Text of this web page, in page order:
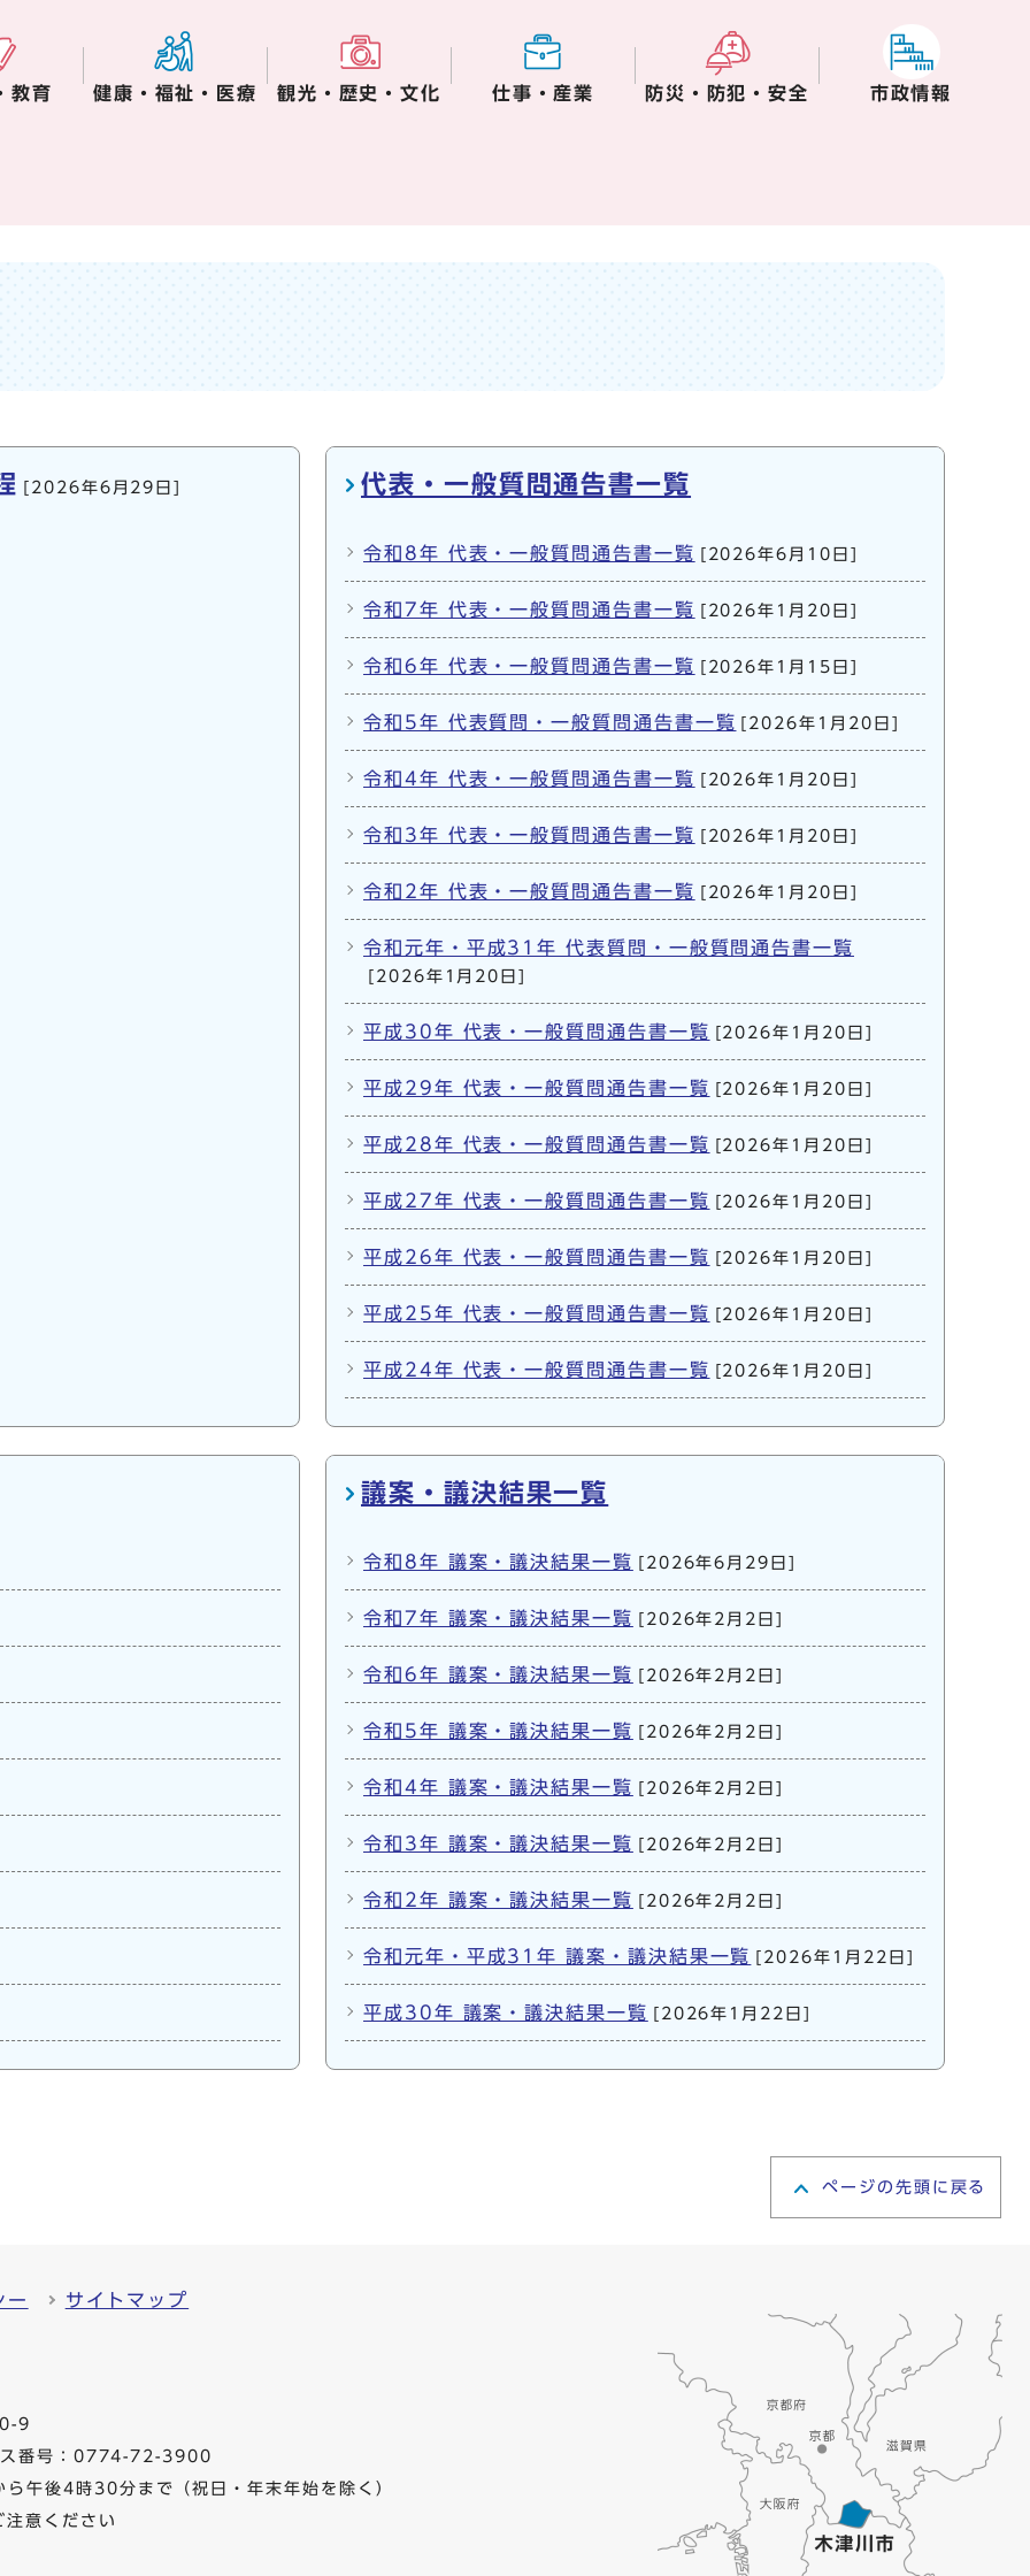
教育 健康・福祉・医療 観光・歴史・文化 仕事・産業 防災・防犯・安全 市政情報
[2026年6月29日] 代表・一般質問通告書一覧
令和8年 代表・一般質問通告書一覧 [2026年6月10日]
令和7年 代表・一般質問通告書一覧 [2026年1月20日]
令和6年 代表・一般質問通告書一覧 [2026年1月15日]
令和5年 代表質問・一般質問通告書一覧 [2026年1月20日]
令和4年 代表・一般質問通告書一覧 [2026年1月20日]
令和3年 代表・一般質問通告書一覧 [2026年1月20日]
令和2年 代表・一般質問通告書一覧 [2026年1月20日]
令和元年・平成31年 代表質問・一般質問通告書一覧
[2026年1月20日]
平成30年 代表・一般質問通告書一覧 [2026年1月20日]
平成29年 代表・一般質問通告書一覧 [2026年1月20日]
平成28年 代表・一般質問通告書一覧 [2026年1月20日]
平成27年 代表・一般質問通告書一覧 [2026年1月20日]
平成26年 代表・一般質問通告書一覧 [2026年1月20日]
平成25年 代表・一般質問通告書一覧 [2026年1月20日]
平成24年 代表・一般質問通告書一覧 [2026年1月20日]
議案・議決結果一覧
令和8年 議案・議決結果一覧 [2026年6月29日]
令和7年 議案・議決結果一覧 [2026年2月2日]
令和6年 議案・議決結果一覧 [2026年2月2日]
令和5年 議案・議決結果一覧 [2026年2月2日]
令和4年 議案・議決結果一覧 [2026年2月2日]
令和3年 議案・議決結果一覧 [2026年2月2日]
令和2年 議案・議決結果一覧 [2026年2月2日]
令和元年・平成31年 議案・議決結果一覧 [2026年1月22日]
平成30年 議案・議決結果一覧 [2026年1月22日]
ページの先頭に戻る
ー サイトマップ
9
ス番号：0774-72-3900
後4時30分まで（祝日・年末年始を除く）
意ください